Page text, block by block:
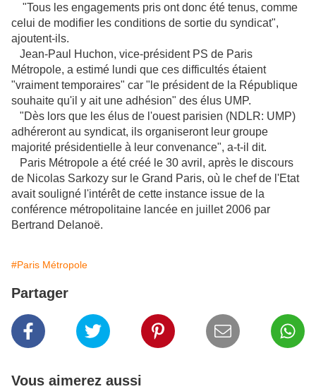
"Tous les engagements pris ont donc été tenus, comme
celui de modifier les conditions de sortie du syndicat",
ajoutent-ils.
Jean-Paul Huchon, vice-président PS de Paris
Métropole, a estimé lundi que ces difficultés étaient
"vraiment temporaires" car "le président de la République
souhaite qu'il y ait une adhésion" des élus UMP.
"Dès lors que les élus de l'ouest parisien (NDLR: UMP)
adhéreront au syndicat, ils organiseront leur groupe
majorité présidentielle à leur convenance", a-t-il dit.
Paris Métropole a été créé le 30 avril, après le discours
de Nicolas Sarkozy sur le Grand Paris, où le chef de l'Etat
avait souligné l'intérêt de cette instance issue de la
conférence métropolitaine lancée en juillet 2006 par
Bertrand Delanoë.
#Paris Métropole
Partager
Vous aimerez aussi